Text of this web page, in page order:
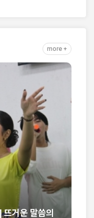
more +
거운 말씀의